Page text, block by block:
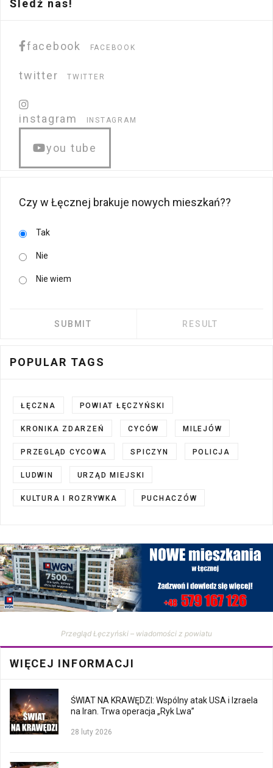
Śledź nas!
facebook FACEBOOK
twitter TWITTER
instagram INSTAGRAM
you tube
Czy w Łęcznej brakuje nowych mieszkań??
Tak
Nie
Nie wiem
POPULAR TAGS
ŁĘCZNA POWIAT ŁĘCZYŃSKI
KRONIKA ZDARZEŃ CYCÓW MILEJÓW
PRZEGLĄD CYCOWA SPICZYN POLICJA
LUDWIN URZĄD MIEJSKI
KULTURA I ROZRYWKA PUCHACZÓW
Przegląd Łęczyński – wiadomości z powiatu
WIĘCEJ INFORMACJI
ŚWIAT NA KRAWĘDZI: Wspólny atak USA i Izraela
na Iran. Trwa operacja „Ryk Lwa”
28 luty 2026